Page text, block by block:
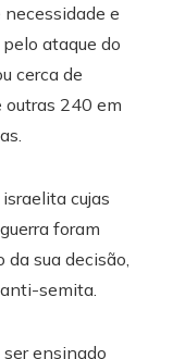
necessidade e
ataque do
cerca de
outras 240 em
cujas
foram
sua decisão,
semita.
ser ensinado